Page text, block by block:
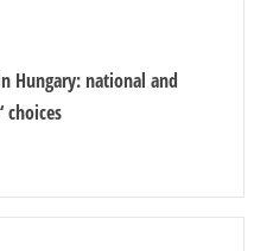
Hungary: national and
choices